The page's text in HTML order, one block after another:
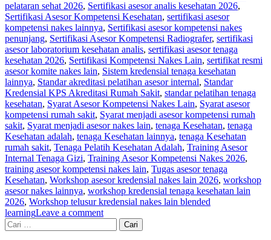
pelataran sehat 2026, Sertifikasi asesor analis kesehatan 2026,
Sertifikasi Asesor Kompetensi Kesehatan, sertifikasi asesor
kompetensi nakes lainnya, Sertifikasi asesor kompetensi nakes
penunjang, Sertifikasi Asesor Kompetensi Radiografer, sertifikasi
asesor laboratorium kesehatan analis, sertifikasi asesor tenaga
kesehatan 2026, Sertifikasi Kompetensi Nakes Lain, sertifikat resmi
asesor komite nakes lain, Sistem kredensial tenaga kesehatan
lainnya, Standar akreditasi pelatihan asesor internal, Standar
Kredensial KPS Akreditasi Rumah Sakit, standar pelatihan tenaga
kesehatan, Syarat Asesor Kompetensi Nakes Lain, Syarat asesor
kompetensi rumah sakit, Syarat menjadi asesor kompetensi rumah
sakit, Syarat menjadi asesor nakes lain, tenaga Kesehatan, tenaga
Kesehatan adalah, tenaga Kesehatan lainnya, tenaga Kesehatan
rumah sakit, Tenaga Pelatih Kesehatan Adalah, Training Asesor
Internal Tenaga Gizi, Training Asesor Kompetensi Nakes 2026,
training asesor kompetensi nakes lain, Tugas asesor tenaga
Kesehatan, Workshop asesor kredensial nakes lain 2026, workshop
asesor nakes lainnya, workshop kredensial tenaga kesehatan lain
2026, Workshop telusur kredensial nakes lain blended
learningLeave a comment
Cari
untuk: